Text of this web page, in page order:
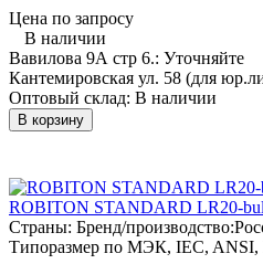
Цена по запросу
В наличии
Вавилова 9А стр 6.: Уточняйте
Кантемировская ул. 58 (для
Оптовый склад: В наличии
В корзину
ROBITON STANDARD LR20-
Страны: Бренд/производство:
Типоразмер по МЭК, IEC,